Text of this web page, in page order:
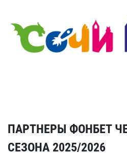
ПАРТНЕРЫ ФОНБЕТ
СЕЗОНА 2025/2026